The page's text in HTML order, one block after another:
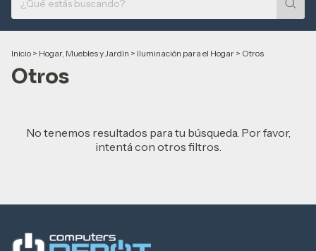
Inicio > Hogar, Muebles y Jardín > Iluminación para el Hogar > Otros
Otros
No tenemos resultados para tu búsqueda. Por favor,
intentá con otros filtros.